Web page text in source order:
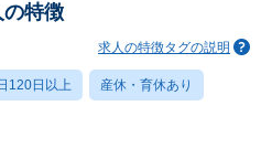
の特徴
求人の特徴タグの説明
120日以上 産休・育休あり